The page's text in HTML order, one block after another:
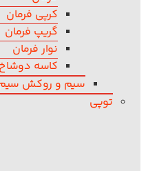
کرپی فرمان
گریپ فرمان
نوار فرمان
کاسه دوشاخ
سیم و روکش سیم
توپی